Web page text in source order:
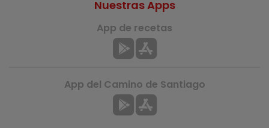
Nuestras Apps
App de recetas
App del Camino de Santiago